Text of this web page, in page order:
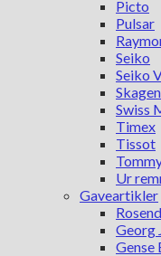
Picto
Pulsar
Seiko
Seiko
Skagen
Swiss
Timex
Tissot
Ur
Gaveartikler
Georg